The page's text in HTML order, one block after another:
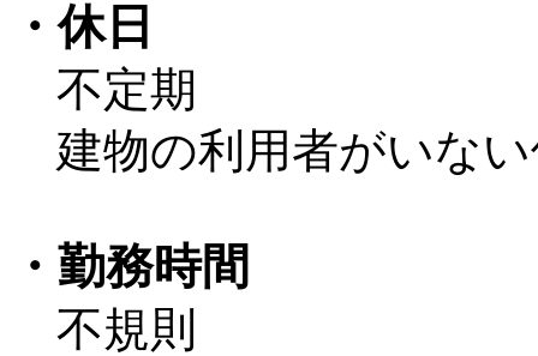
・休日
不定期
建物の利用者がいな
・勤務時間
不規則